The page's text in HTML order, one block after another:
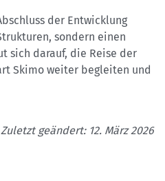
der Entwicklung
sondern einen
sich darauf, die Reise der
Skimo weiter begleiten und
Zuletzt geändert: 12. März 2026